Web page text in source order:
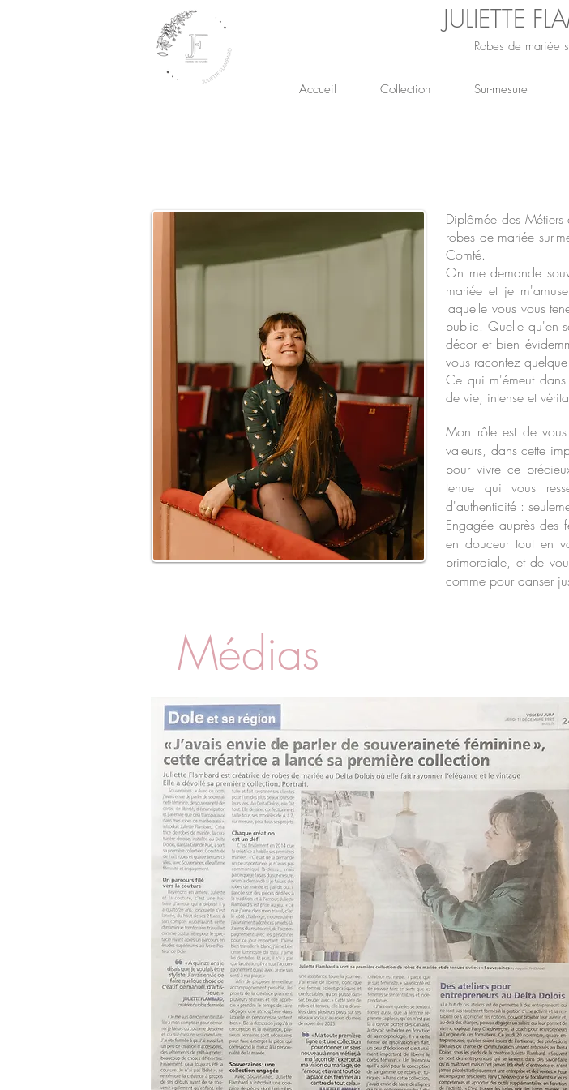
JULIETTE
Robes de mariée
Accueil Collection Sur-mesure
Diplômée des
robes de mariée sur-
Comté.
On me demande
mariée et je
laquelle vous vous
public. Quelle qu'en
décor et bien
vous racontez
Ce qui m'émeut
de vie, intense et
Mon rôle est de
valeurs, dans cette
pour vivre ce
tenue qui vous
d'authenticité :
Engagée auprès des
en douceur tout en
primordiale, et de
comme pour danser
Médias